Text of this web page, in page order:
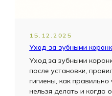
15.12.2025
Уход за зубными
Уход за зубными
после установки,
гигиены, как правильно
нельзя делать и когда